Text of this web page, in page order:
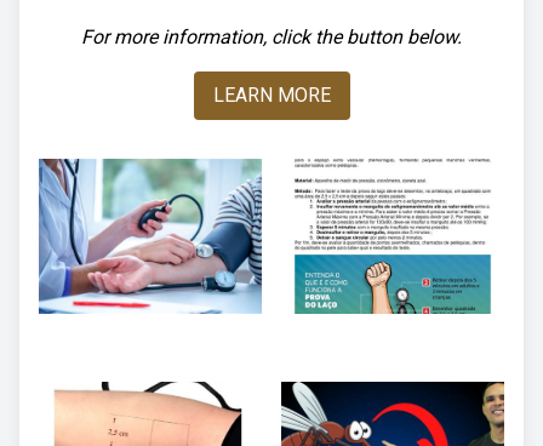
For more information, click the button below.
LEARN MORE